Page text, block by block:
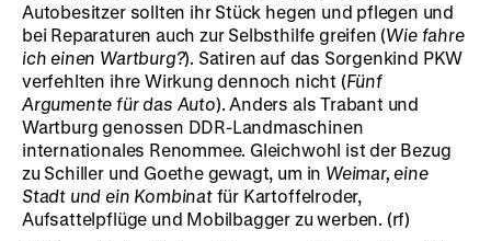
Autobesitzer sollten ihr Stück hegen und pflegen und
bei Reparaturen auch zur Selbsthilfe greifen (Wie fahre
ich einen Wartburg?). Satiren auf das Sorgenkind PKW
verfehlten ihre Wirkung dennoch nicht (Fünf
Argumente für das Auto). Anders als Trabant und
Wartburg genossen DDR-Landmaschinen
internationales Renommee. Gleichwohl ist der Bezug
zu Schiller und Goethe gewagt, um in Weimar, eine
Stadt und ein Kombinatfür Kartoffelroder,
Aufsattelpflüge und Mobilbagger zu werben. (rf)